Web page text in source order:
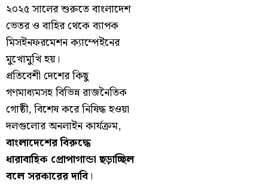
২০২৫ সালের শুরুতে বাংলাদেশ
ভেতর ও বাহির থেকে ব্যাপক
মিসইনফরমেশন ক্যাম্পেইনের
মুখোমুখি হয়।
প্রতিবেশী দেশের কিছু
গণমাধ্যমসহ বিভিন্ন রাজনৈতিক
গোষ্ঠী, বিশেষ করে নিষিদ্ধ হওয়া
দলগুলোর অনলাইন কার্যক্রম,
বাংলাদেশের বিরুদ্ধে
ধারাবাহিক প্রোপাগান্ডা ছড়াচ্ছিল
বলে সরকারের দাবি।